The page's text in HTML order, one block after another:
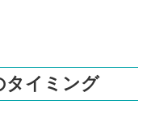
タイミング